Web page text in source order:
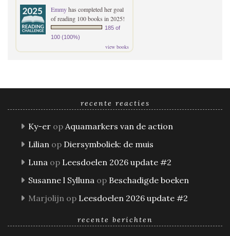
Emmyhas completed her goal
of reading 100 books in 2025!
185 of
100 (100%)
view books
recente reacties
Ky-er op Aquamarkers van de action
Lilian op Diersymboliek: de muis
Luna op Leesdoelen 2026 update #2
Susanne l Sylluna op Beschadigde boeken
Marjolijn op Leesdoelen 2026 update #2
recente berichten